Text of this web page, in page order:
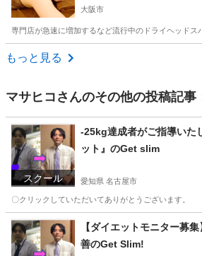
ーションセラピスト認定
マッサージ/ドライヘッド
大阪市
専門店が急速に増加するなど流行中のドライヘッド
大阪 大阪市
もっと見る
マサヒコ さんのその他の投稿記事
スクール
-25kg達成者がご指導いた
ット』のGet slim
愛知県 名古屋市
〇クリックしていただいてありがとうございます
愛知 名古屋市 その他 体質改善
【ダイエットモニター募
善のGet Slim!